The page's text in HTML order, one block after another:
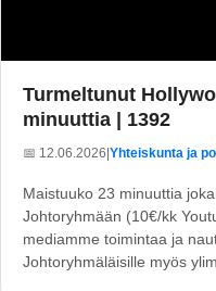
Turmeltunut
minuuttia | 1392
📅 12.06.2026|Yhteiskunta ja
Maistuuko 23 minuuttia
Johtoryhmään (10€/kk
mediamme toimintaa ja
Johtoryhmäläisille myös